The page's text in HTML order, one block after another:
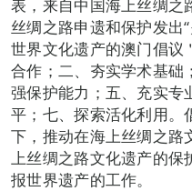
表，来自中国海上丝绸之
丝绸之路申遗和保护发出
世界文化遗产的澳门倡议
合作；二、夯实学术基础
强保护能力；五、充实专
平；七、探索活化利用。
下，推动在海上丝绸之路
上丝绸之路文化遗产的保
报世界遗产的工作。